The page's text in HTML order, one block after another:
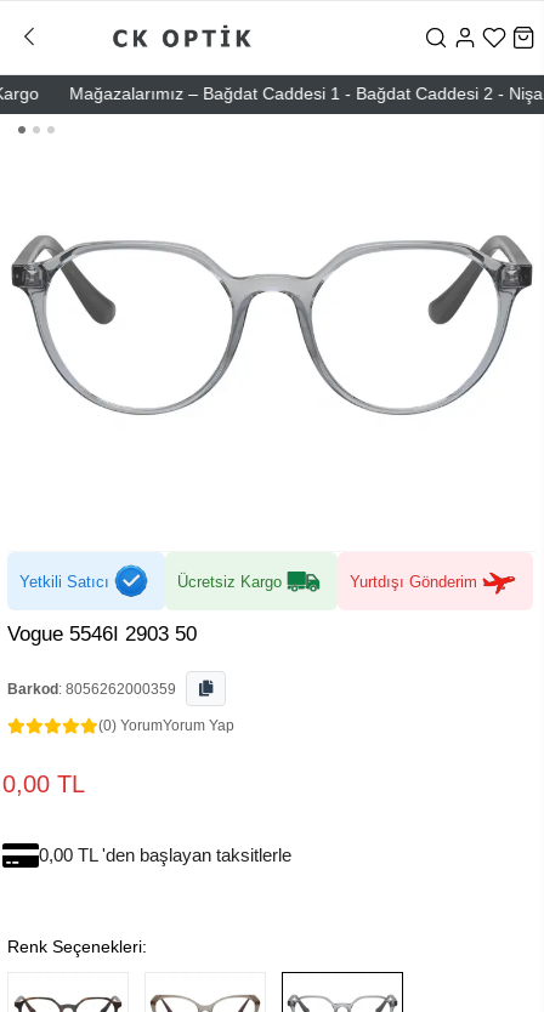
Mağazalarımız – Bağdat Caddesi 1 - Bağdat Caddesi 2 -
Yetkili Satıcı Ücretsiz Kargo Yurtdışı Gönderim
Vogue 5546I 2903 50
Barkod : 8056262000359
(0) YorumYorum Yap
0,00 TL
0,00 TL 'den başlayan taksitlerle
Renk Seçenekleri: